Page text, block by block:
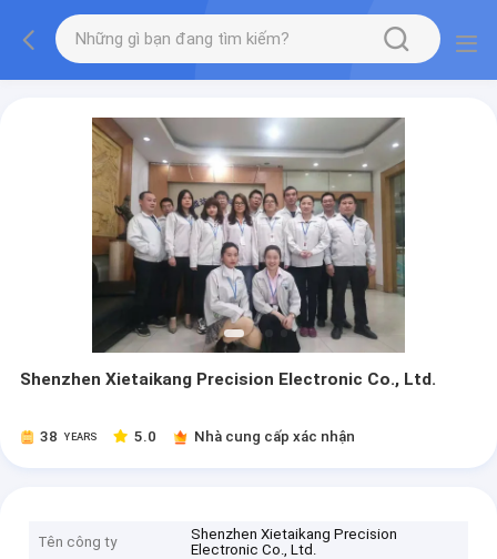
Shenzhen Xietaikang Precision Electronic Co., Ltd.
38 YEARS 5.0 Nhà cung cấp xác nhận
Tên công ty
Shenzhen Xietaikang Precision
Electronic Co., Ltd.